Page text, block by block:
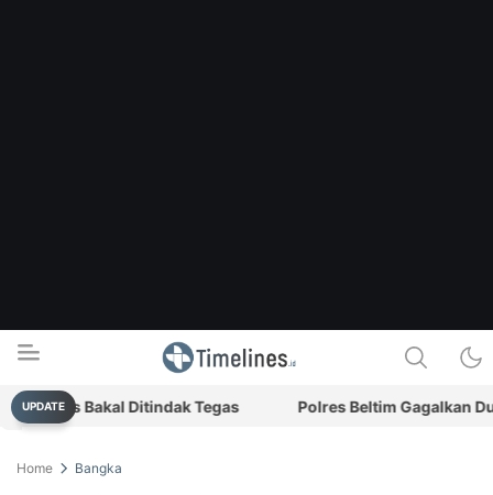
Timelines.id
Media Literasi, Sejarah & Budaya
UPDATEBakal Ditindak Tegas Polres Beltim Gagalkan
Home Bangka